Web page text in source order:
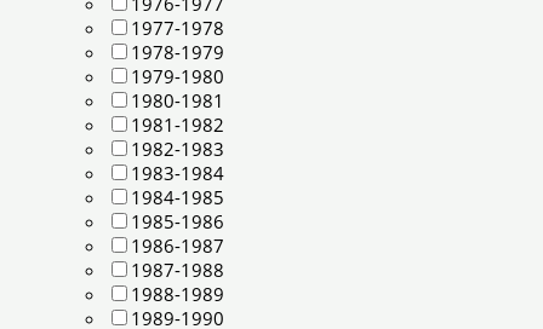
1977-1978
1978-1979
1979-1980
1980-1981
1981-1982
1982-1983
1983-1984
1984-1985
1985-1986
1986-1987
1987-1988
1988-1989
1989-1990